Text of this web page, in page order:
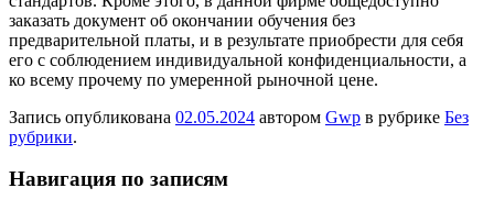
заказать документ об окончании обучения без
предварительной платы, и в результате приобрести для себя
его с соблюдением индивидуальной конфиденциальности, а
ко всему прочему по умеренной рыночной цене.
Запись опубликована 02.05.2024 автором Gwp в рубрике Без
рубрики.
Навигация по записям